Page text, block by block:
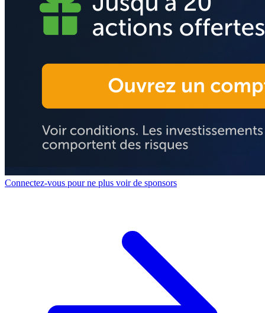
Connectez-vous pour ne plus voir de sponsors